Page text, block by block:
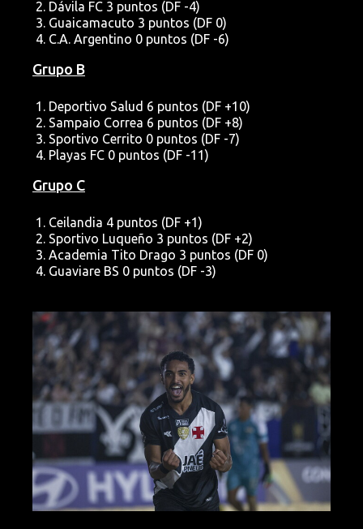
Dávila FC 3 puntos (DF -4)
Guaicamacuto 3 puntos (DF 0)
C.A. Argentino 0 puntos (DF -6)
Grupo B
Deportivo Salud 6 puntos (DF +10)
Sampaio Correa 6 puntos (DF +8)
Sportivo Cerrito 0 puntos (DF -7)
Playas FC 0 puntos (DF -11)
Grupo C
Ceilandia 4 puntos (DF +1)
Sportivo Luqueño 3 puntos (DF +2)
Academia Tito Drago 3 puntos (DF 0)
Guaviare BS 0 puntos (DF -3)
Imagen